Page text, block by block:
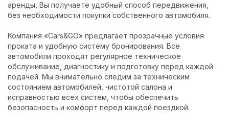
аренды, Вы получаете удобный способ передвижения,
без необходимости покупки собственного автомобиля.
Компания «Cars&GO» предлагает прозрачные условия
проката и удобную систему бронирования. Все
автомобили проходят регулярное техническое
обслуживание, диагностику и подготовку перед каждой
подачей. Мы внимательно следим за техническим
состоянием автомобилей, чистотой салона и
исправностью всех систем, чтобы обеспечить
безопасность и комфорт перед каждой поездкой.